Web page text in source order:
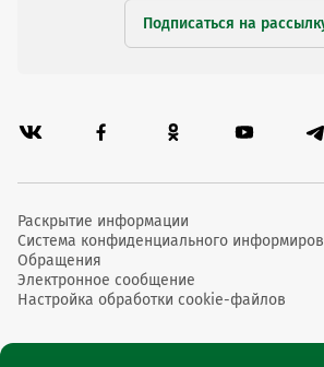
Подписаться на
Раскрытие информации
Система конфиденциального
Обращения
Электронное сообщение
Настройка обработки cookie-файлов